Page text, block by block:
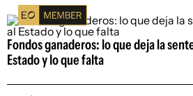
Fondos ganaderos: lo que deja la
Estado y lo que falta